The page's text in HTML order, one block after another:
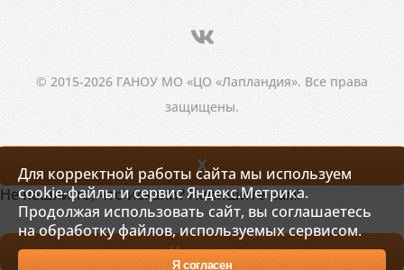
© 2015-2026 ГАНОУ МО «ЦО «Лапландия». Все права
защищены.
Для корректной работы сайта мы используем
cookie-файлы и сервис Яндекс.Метрика.
Продолжая использовать сайт, вы соглашаетесь
на обработку файлов, используемых сервисом.
Я согласен
X
Не нашли то, что искали? Напишите нам!
Написать